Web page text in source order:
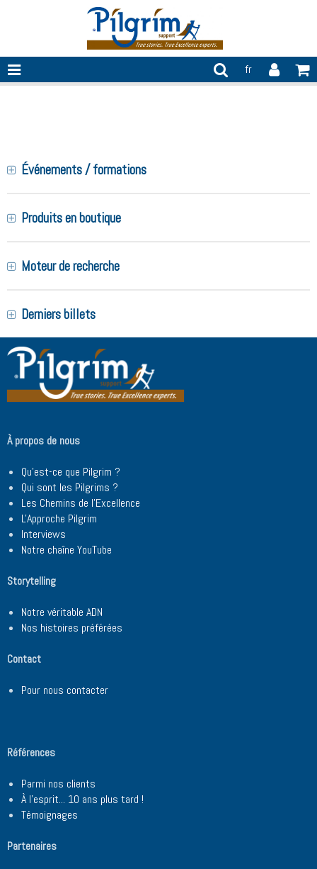
fr
Événements / formations
Produits en boutique
Moteur de recherche
Derniers billets
À propos de nous
Qu'est-ce que Pilgrim ?
Qui sont les Pilgrims ?
Les Chemins de l'Excellence
L'Approche Pilgrim
Interviews
Notre chaîne YouTube
Storytelling
Notre véritable ADN
Nos histoires préférées
Contact
Pour nous contacter
Références
Parmi nos clients
À l'esprit... 10 ans plus tard !
Témoignages
Partenaires